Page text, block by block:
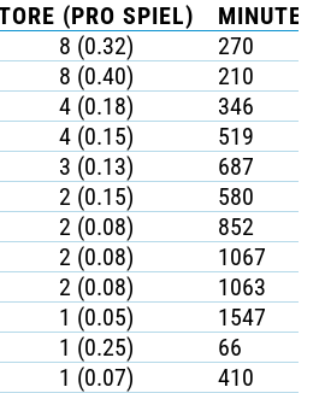
(PRO SPIEL)
8 (0.32)
270
8 (0.40)
210
4 (0.18)
346
4 (0.15)
519
3 (0.13)
687
2 (0.15)
580
2 (0.08)
852
2 (0.08)
1067
2 (0.08)
1063
1 (0.05)
1547
1 (0.25)
66
1 (0.07) 410